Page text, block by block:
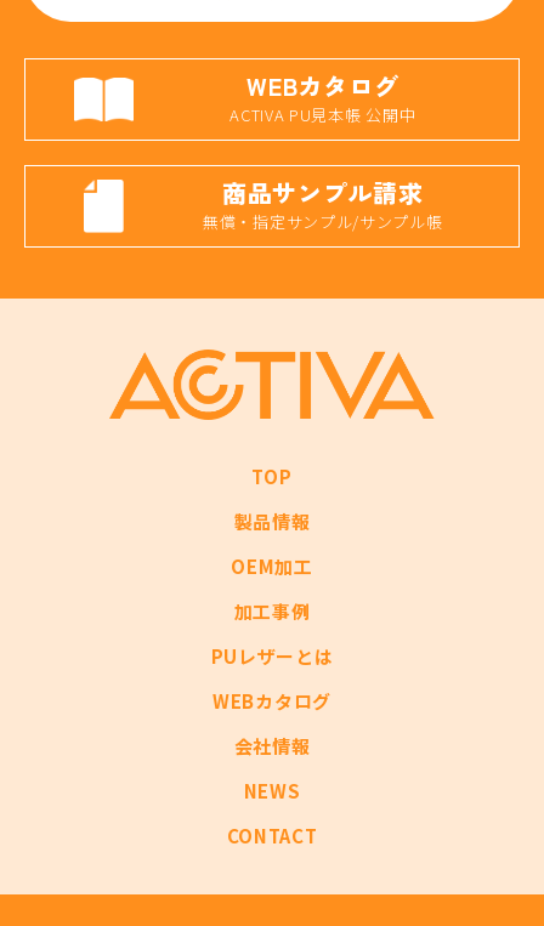
WEBカタログ
ACTIVA PU見本帳 公開中
商品サンプル請求
無償・指定サンプル/サンプル帳
TOP
製品情報
OEM加工
加工事例
PUレザーとは
WEBカタログ
会社情報
NEWS
CONTACT